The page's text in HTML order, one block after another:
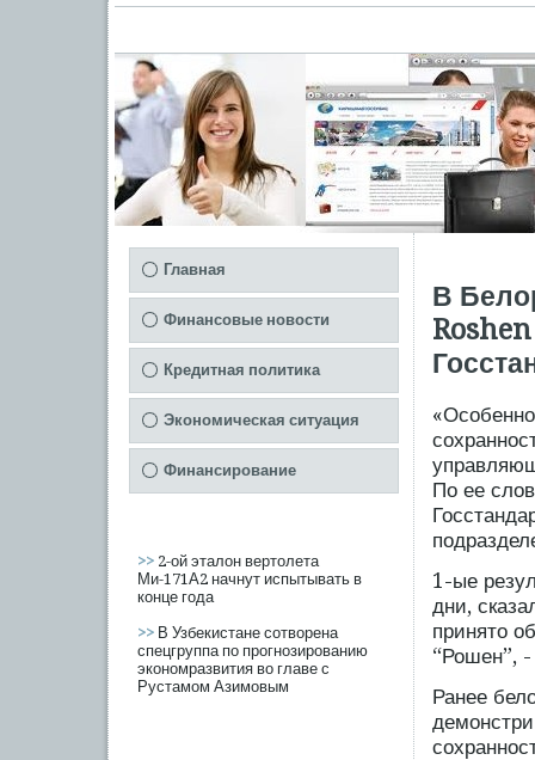
Главная
Финансовые новости
Кредитная политика
Экономическая ситуация
Финансирование
>> 2-ой эталон вертолета
Ми-171А2 начнут испытывать в
конце года
>> В Узбекистане сотворена
спецгруппа по прогнозированию
экономразвития во главе с
Рустамом Азимовым
В
По ее
1-ые
дни,
принято
“Рошен”,
Ранее